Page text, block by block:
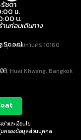
ชดา
น.
น.
นก่อนเดินทาง
Soon)
รุงเทพมหานคร 10160
า
Huai Khwang, Bangkok
ช่าและเงื่อนไข
ครองข้อมูลส่วนบุคคล